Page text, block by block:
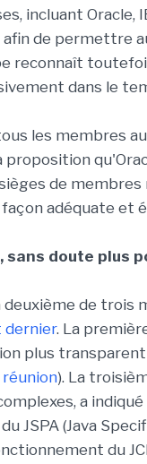
incluant Oracle,
afin de permettre
reconnaît
dans le
les membres
proposition
de
adéquate et
doute plus
de trois
dernier. La
plus
). La
a
JSPA (Java
du